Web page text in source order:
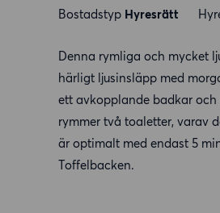
Bostadstyp Hyresrätt
Denna rymliga och mycket
härligt ljusinsläpp med
ett avkopplande badkar
rymmer två toaletter, varav
är optimalt med endast 5
Toffelbacken.